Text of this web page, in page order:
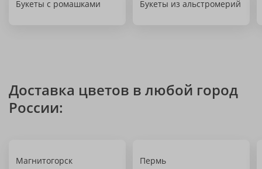
Букеты с ромашками Букеты из альстромерий
Доставка цветов в любой город
России:
Магнитогорск Пермь